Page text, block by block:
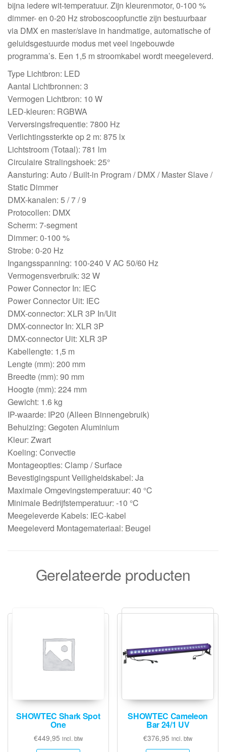
bijna iedere wit-temperatuur. Zijn kleurenmotor, 0-100 %
dimmer- en 0-20 Hz stroboscoopfunctie zijn bestuurbaar
via DMX en master/slave in handmatige, automatische of
geluidsgestuurde modus met veel ingebouwde
programma’s. Een 1,5 m stroomkabel wordt meegeleverd.
Type Lichtbron: LED
Aantal Lichtbronnen: 3
Vermogen Lichtbron: 10 W
LED-kleuren: RGBWA
Verversingsfrequentie: 7800 Hz
Verlichtingssterkte op 2 m: 875 lx
Lichtstroom (Totaal): 781 lm
Circulaire Stralingshoek: 25°
Aansturing: Auto / Built-in Program / DMX / Master Slave /
Static Dimmer
DMX-kanalen: 5 / 7 / 9
Protocollen: DMX
Scherm: 7-segment
Dimmer: 0-100 %
Strobe: 0-20 Hz
Ingangsspanning: 100-240 V AC 50/60 Hz
Vermogensverbruik: 32 W
Power Connector In: IEC
Power Connector Uit: IEC
DMX-connector: XLR 3P In/Uit
DMX-connector In: XLR 3P
DMX-connector Uit: XLR 3P
Kabellengte: 1,5 m
Lengte (mm): 200 mm
Breedte (mm): 90 mm
Hoogte (mm): 224 mm
Gewicht: 1.6 kg
IP-waarde: IP20 (Alleen Binnengebruik)
Behuizing: Gegoten Aluminium
Kleur: Zwart
Koeling: Convectie
Montageopties: Clamp / Surface
Bevestigingspunt Veiligheidskabel: Ja
Maximale Omgevingstemperatuur: 40 °C
Minimale Bedrijfstemperatuur: -10 °C
Meegeleverde Kabels: IEC-kabel
Meegeleverd Montagemateriaal: Beugel
Gerelateerde producten
SHOWTEC Shark Spot
One
€449,95 incl. btw
SHOWTEC Cameleon
Bar 24/1 UV
€376,95 incl. btw